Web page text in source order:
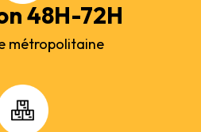
48H-72H
métropolitaine